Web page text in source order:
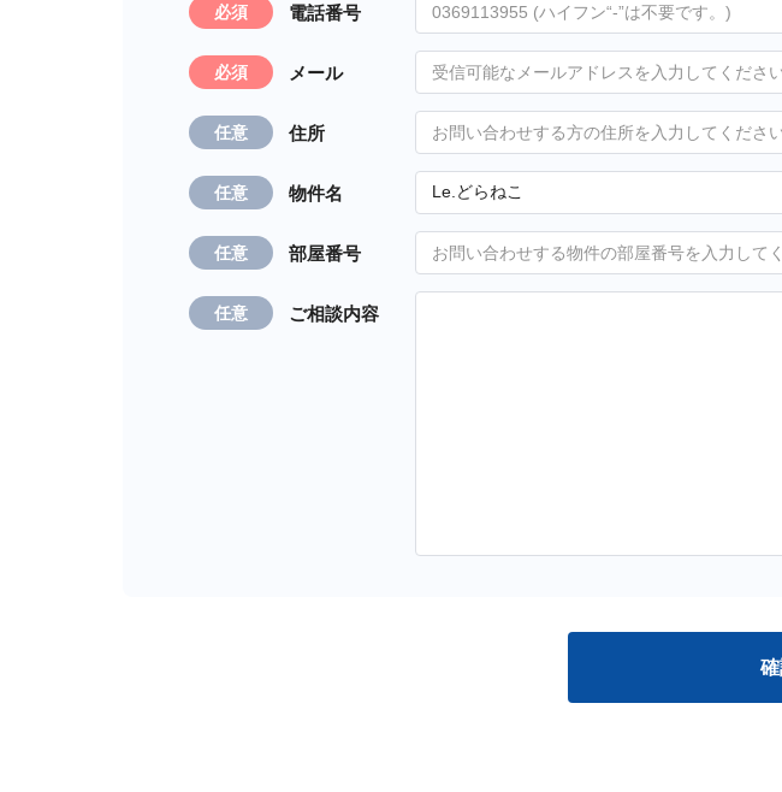
必須 電話番号
必須 メール
任意 住所
任意 物件名
任意 部屋番号
任意 ご相談内容